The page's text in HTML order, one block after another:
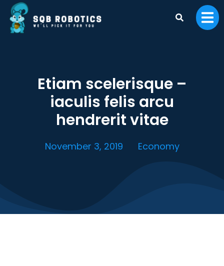
Etiam scelerisque –
iaculis felis arcu
hendrerit vitae
November 3, 2019 Economy